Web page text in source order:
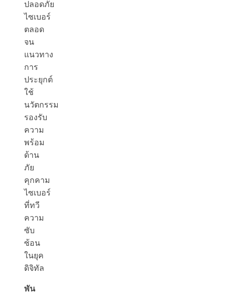
ปลอดภัย
ไซเบอร์
ตลอด
จน
แนวทาง
การ
ประยุกต์
ใช้
นวัตกรรม
รองรับ
ความ
พร้อม
ด้าน
ภัย
คุกคาม
ไซเบอร์
ที่ทวี
ความ
ซับ
ซ้อน
ในยุค
ดิจิทัล
พัน